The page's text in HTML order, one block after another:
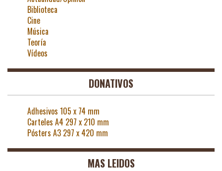
Biblioteca
Cine
Música
Teoría
Vídeos
DONATIVOS
Adhesivos 105 x 74 mm
Carteles A4 297 x 210 mm
Pósters A3 297 x 420 mm
MAS LEIDOS